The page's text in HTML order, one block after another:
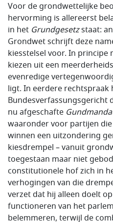
Voor de grondwettelijke
hervorming is allereerst
in het Grundgesetzstaat:
Grondwet schrijft deze
kiesstelsel voor. In principe
kiezen uit een
evenredige
ligt. In eerdere rechtspraak
Bundesverfassungsgericht
nu afgeschafte
waaronder voor partijen
winnen een uitzondering
kiesdrempel – vanuit
toegestaan maar niet
constitutionele hof zich in
verhogingen van die
verzet dat hij alleen doelt
functioneren van het
belemmeren, terwijl de